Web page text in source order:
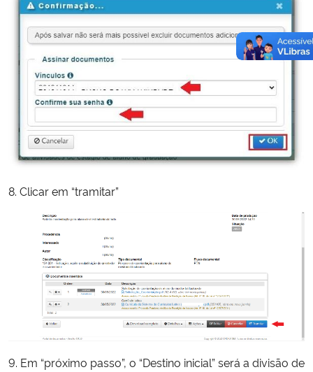
8. Clicar em “tramitar”
9. Em “próximo passo”, o “Destino inicial” será a divisão de